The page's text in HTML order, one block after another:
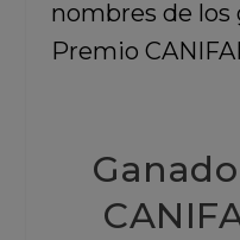
nombres de los
Premio